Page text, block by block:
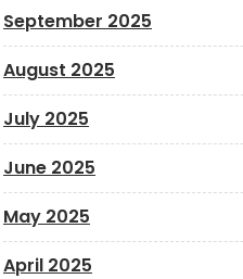
September 2025
August 2025
July 2025
June 2025
May 2025
April 2025